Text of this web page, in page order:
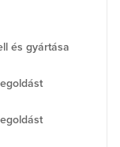
és gyártása